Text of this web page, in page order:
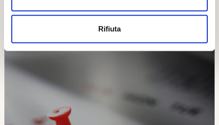
Rifiuta
Esplora
Ti potrebbero interessare..